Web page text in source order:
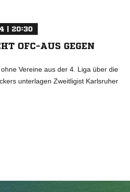
| 20:30
OFC-AUS GEGEN
Vereine aus der 4. Liga über die
unterlagen Zweitligist Karlsruher